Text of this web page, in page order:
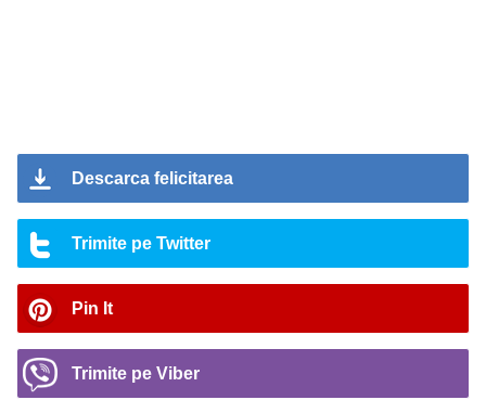
Descarca felicitarea
Trimite pe Twitter
Pin It
Trimite pe Viber